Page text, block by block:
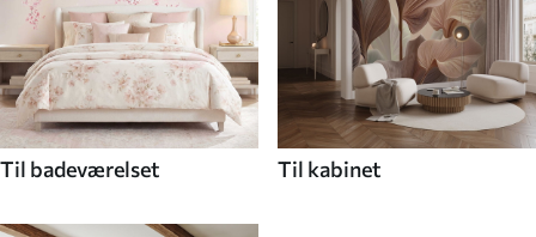
Til badeværelset Til kabinet